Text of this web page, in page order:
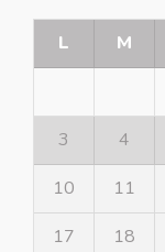
L
M
3
4
10
11
17
18